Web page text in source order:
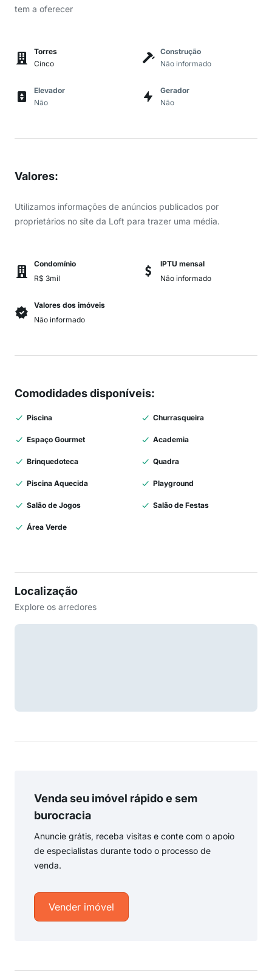
tem a oferecer
Torres
Cinco
Construção
Não informado
Elevador
Não
Gerador
Não
Valores:
Utilizamos informações de anúncios publicados por
proprietários no site da Loft para trazer uma média.
Condomínio
R$ 3mil
IPTU mensal
Não informado
Valores dos imóveis
Não informado
Comodidades disponíveis:
Piscina Churrasqueira
Espaço Gourmet Academia
Brinquedoteca Quadra
Piscina Aquecida Playground
Salão de Jogos Salão de Festas
Área Verde
Localização
Explore os arredores
Venda seu imóvel rápido e sem
burocracia
Anuncie grátis, receba visitas e conte com o apoio
de especialistas durante todo o processo de
venda.
Vender imóvel